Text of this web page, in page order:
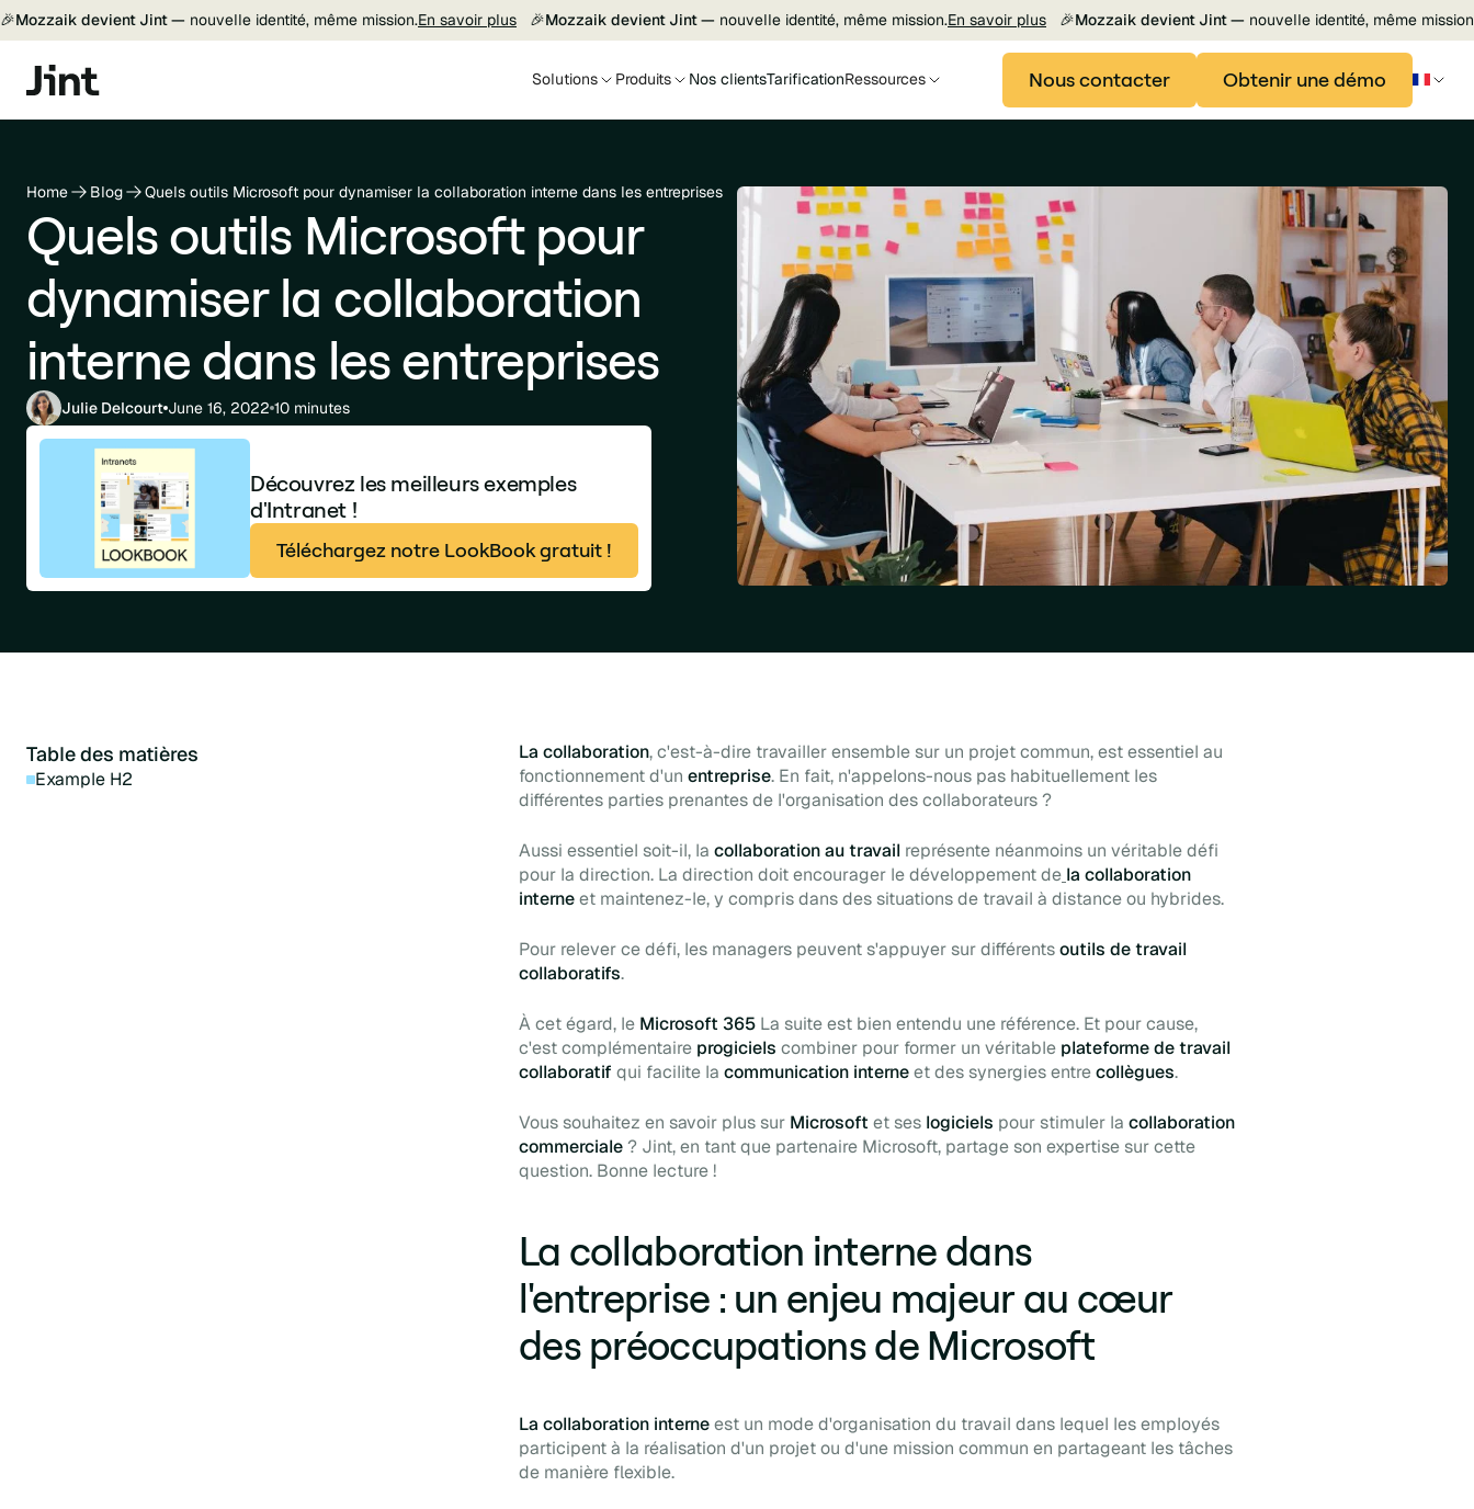
🎉Mozzaik devient Jint — nouvelle identité, même mission.En savoir plus 🎉Mozzaik devient Jint — nouvelle identité, même mission.En savoir plus 🎉Mozzaik devient Jint — nouvelle identité, même
Solutions Produits Nos clientsTarificationRessources Nous contacter Obtenir une démo
Home Blog Quels outils Microsoft pour dynamiser la collaboration interne dans les entreprises
Quels outils Microsoft pour
dynamiser la collaboration
interne dans les entreprises
Julie Delcourt June 16, 2022 10 minutes
Découvrez les meilleurs exemples
d'Intranet !
Téléchargez notre LookBook gratuit !
Table des matières
Example H2
La collaboration, c'est-à-dire travailler ensemble sur un projet commun, est essentiel au
fonctionnement d'un entreprise. En fait, n'appelons-nous pas habituellement les
différentes parties prenantes de l'organisation des collaborateurs ?
Aussi essentiel soit-il, la collaboration au travail représente néanmoins un véritable défi
pour la direction. La direction doit encourager le développement de la collaboration
interneet maintenez-le, y compris dans des situations de travail à distance ou hybrides.
Pour relever ce défi, les managers peuvent s'appuyer sur différentsoutils de travail
collaboratifs.
À cet égard, le Microsoft 365 La suite est bien entendu une référence. Et pour cause,
c'est complémentaire progiciels combiner pour former un véritable plateforme de travail
collaboratif qui facilite la communication interneet des synergies entrecollègues.
Vous souhaitez en savoir plus sur Microsoft et ses logiciels pour stimuler la collaboration
commerciale? Jint, en tant que partenaire Microsoft, partage son expertise sur cette
question. Bonne lecture !
La collaboration interne dans
l'entreprise : un enjeu majeur au cœur
des préoccupations de Microsoft
La collaboration interneest un mode d'organisation du travail dans lequel les employés
participent à la réalisation d'un projet ou d'une mission commun en partageant les tâches
de manière flexible.